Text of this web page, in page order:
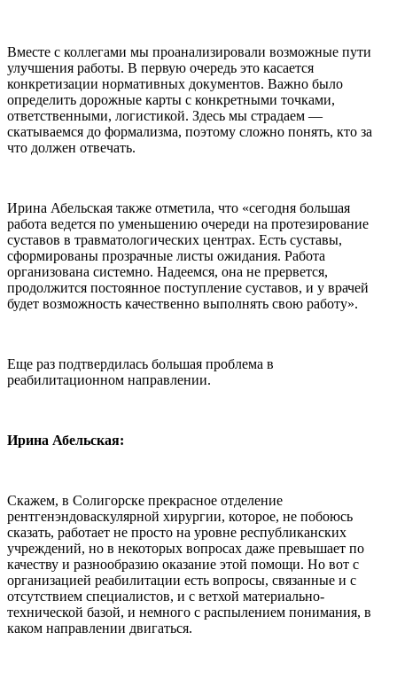
Вместе с коллегами мы проанализировали возможные пути
улучшения работы. В первую очередь это касается
конкретизации нормативных документов. Важно было
определить дорожные карты с конкретными точками,
ответственными, логистикой. Здесь мы страдаем —
скатываемся до формализма, поэтому сложно понять, кто за
что должен отвечать.
Ирина Абельская также отметила, что «сегодня большая
работа ведется по уменьшению очереди на протезирование
суставов в травматологических центрах. Есть суставы,
сформированы прозрачные листы ожидания. Работа
организована системно. Надеемся, она не прервется,
продолжится постоянное поступление суставов, и у врачей
будет возможность качественно выполнять свою работу».
Еще раз подтвердилась большая проблема в
реабилитационном направлении.
Ирина Абельская:
Скажем, в Солигорске прекрасное отделение
рентгенэндоваскулярной хирургии, которое, не побоюсь
сказать, работает не просто на уровне республиканских
учреждений, но в некоторых вопросах даже превышает по
качеству и разнообразию оказание этой помощи. Но вот с
организацией реабилитации есть вопросы, связанные и с
отсутствием специалистов, и с ветхой материально-
технической базой, и немного с распылением понимания, в
каком направлении двигаться.